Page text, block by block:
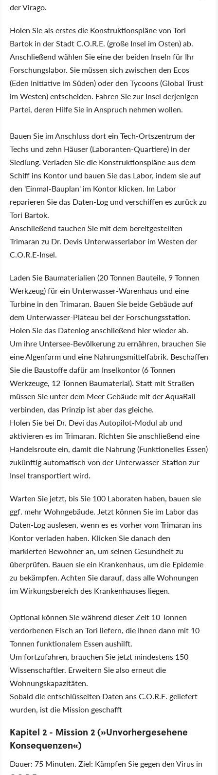
der Virago.
Holen Sie als erstes die Konstruktionspläne von Tori
Bartok in der Stadt C.O.R.E. (große Insel im Osten) ab.
Anschließend wählen Sie eine der beiden Inseln für Ihr
Forschungslabor. Sie müssen sich zwischen den Ecos
(Eden Initiative im Süden) oder den Tycoons (Global Trust
im Westen) entscheiden. Fahren Sie zur Insel derjenigen
Partei, deren Hilfe Sie in Anspruch nehmen wollen.
Bauen Sie im Anschluss dort ein Tech-Ortszentrum der
Techs und zehn Häuser (Laboranten-Quartiere) in der
Siedlung. Verladen Sie die Konstruktionspläne aus dem
Schiff ins Kontor und bauen Sie das Labor, indem sie auf
den 'Einmal-Bauplan' im Kontor klicken. Im Labor
reparieren Sie das Daten-Log und verschiffen es zurück zu
Tori Bartok.
Anschließend tauchen Sie mit dem bereitgestellten
Trimaran zu Dr. Devis Unterwasserlabor im Westen der
C.O.R.E-Insel.
Laden Sie Baumaterialien (20 Tonnen Bauteile, 9 Tonnen
Werkzeug) für ein Unterwasser-Warenhaus und eine
Turbine in den Trimaran. Bauen Sie beide Gebäude auf
dem Unterwasser-Plateau bei der Forschungsstation.
Holen Sie das Datenlog anschließend hier wieder ab.
Um ihre Untersee-Bevölkerung zu ernähren, brauchen Sie
eine Algenfarm und eine Nahrungsmittelfabrik. Beschaffen
Sie die Baustoffe dafür am Inselkontor (6 Tonnen
Werkzeuge, 12 Tonnen Baumaterial). Statt mit Straßen
müssen Sie unter dem Meer Gebäude mit der AquaRail
verbinden, das Prinzip ist aber das gleiche.
Holen Sie bei Dr. Devi das Autopilot-Modul ab und
aktivieren es im Trimaran. Richten Sie anschließend eine
Handelsroute ein, damit die Nahrung (Funktionelles Essen)
zukünftig automatisch von der Unterwasser-Station zur
Insel transportiert wird.
Warten Sie jetzt, bis Sie 100 Laboraten haben, bauen sie
ggf. mehr Wohngebäude. Jetzt können Sie im Labor das
Daten-Log auslesen, wenn es es vorher vom Trimaran ins
Kontor verladen haben. Klicken Sie danach den
markierten Bewohner an, um seinen Gesundheit zu
überprüfen. Bauen sie ein Krankenhaus, um die Epidemie
zu bekämpfen. Achten Sie darauf, dass alle Wohnungen
im Wirkungsbereich des Krankenhauses liegen.
Optional können Sie während dieser Zeit 10 Tonnen
verdorbenen Fisch an Tori liefern, die Ihnen dann mit 10
Tonnen funktionalem Essen aushilft.
Um fortzufahren, brauchen Sie jetzt mindestens 150
Wissenschaftler. Erweitern Sie also erneut die
Wohnungskapazitäten.
Sobald die entschlüsselten Daten ans C.O.R.E. geliefert
wurden, ist die Mission geschafft
Kapitel 2 - Mission 2 (»Unvorhergesehene
Konsequenzen«)
Dauer: 75 Minuten. Ziel: Kämpfen Sie gegen den Virus in